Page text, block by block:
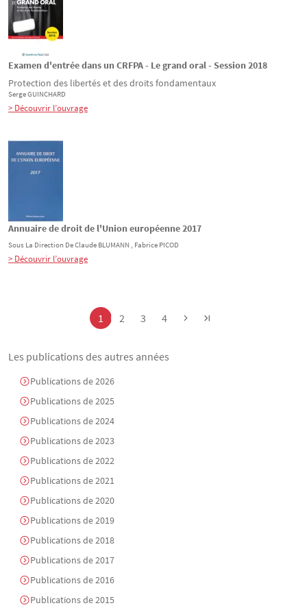
Examen d'entrée dans un CRFPA - Le grand oral - Session 2018
Protection des libertés et des droits fondamentaux
SergeGUINCHARD
> Découvrir l’ouvrage
Annuaire de droit de l'Union européenne 2017
Sous La Direction DeClaude BLUMANN , Fabrice PICOD
> Découvrir l’ouvrage
Page
1 Page
2 Page
3 Page
4
Les publications des autres années
Publications de 2026
Publications de 2025
Publications de 2024
Publications de 2023
Publications de 2022
Publications de 2021
Publications de 2020
Publications de 2019
Publications de 2018
Publications de 2017
Publications de 2016
Publications de 2015